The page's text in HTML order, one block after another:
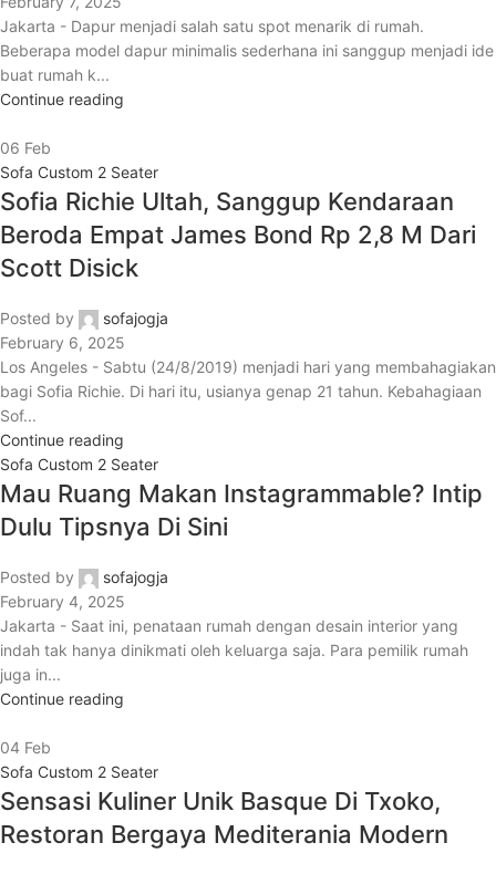
Jakarta - Dapur menjadi salah satu spot menarik di rumah.
Beberapa model dapur minimalis sederhana ini sanggup menjadi ide
buat rumah k...
Continue reading
06 Feb
Sofa Custom 2 Seater
Sofia Richie Ultah, Sanggup Kendaraan
Beroda Empat James Bond Rp 2,8 M Dari
Scott Disick
Posted by
sofajogja
February 6, 2025
Los Angeles - Sabtu (24/8/2019) menjadi hari yang membahagiakan
bagi Sofia Richie. Di hari itu, usianya genap 21 tahun. Kebahagiaan
Sof...
Continue reading
Sofa Custom 2 Seater
Mau Ruang Makan Instagrammable? Intip
Dulu Tipsnya Di Sini
Posted by
sofajogja
February 4, 2025
Jakarta - Saat ini, penataan rumah dengan desain interior yang
indah tak hanya dinikmati oleh keluarga saja. Para pemilik rumah
juga in...
Continue reading
04 Feb
Sofa Custom 2 Seater
Sensasi Kuliner Unik Basque Di Txoko,
Restoran Bergaya Mediterania Modern